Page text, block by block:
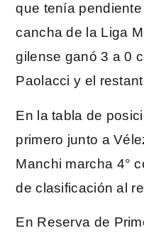
que tenía
cancha de la Liga
gilense ganó 3 a 0
Paolacci y el
En la tabla de
primero junto a
Manchi marcha 4°
de clasificación al
En Reserva de